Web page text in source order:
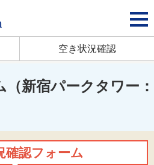
空き状況確認
（新宿パークタワー：
確認フォーム